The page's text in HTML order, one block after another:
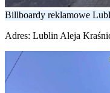
Billboardy reklamowe
Adres: Lublin Aleja